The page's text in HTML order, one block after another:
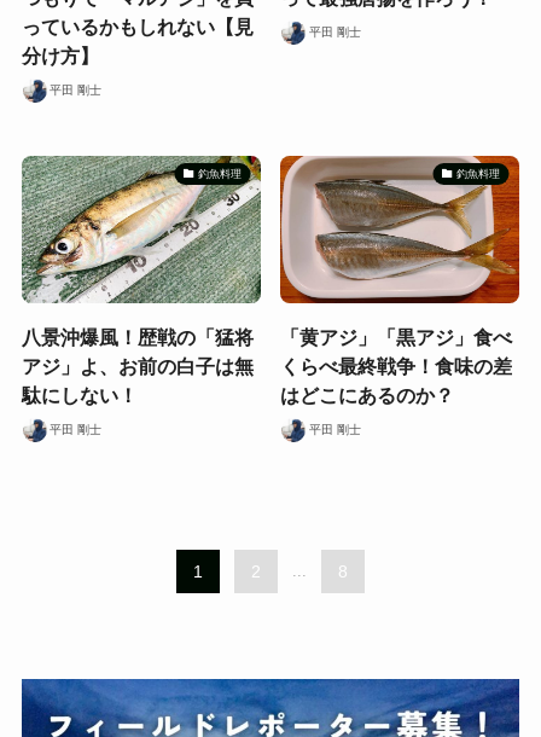
っているかもしれない【見
分け方】
平田 剛士
平田 剛士
釣魚料理
八景沖爆風！歴戦の「猛将
アジ」よ、お前の白子は無
駄にしない！
平田 剛士
釣魚料理
「黄アジ」「黒アジ」食べ
くらべ最終戦争！食味の差
はどこにあるのか？
平田 剛士
1 2 ... 8